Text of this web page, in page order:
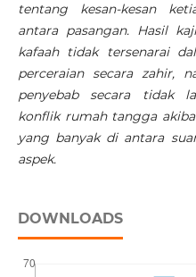
tentang kesan-kesan
antara pasangan. Hasil
kafaah tidak tersenarai
perceraian secara zahir,
penyebab secara tidak
konflik rumah tangga
yang banyak di antara
aspek.
DOWNLOADS